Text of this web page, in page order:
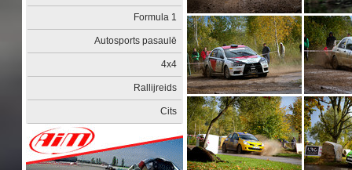
Formula 1
Autosports pasaulē
4x4
Rallijreids
Cits